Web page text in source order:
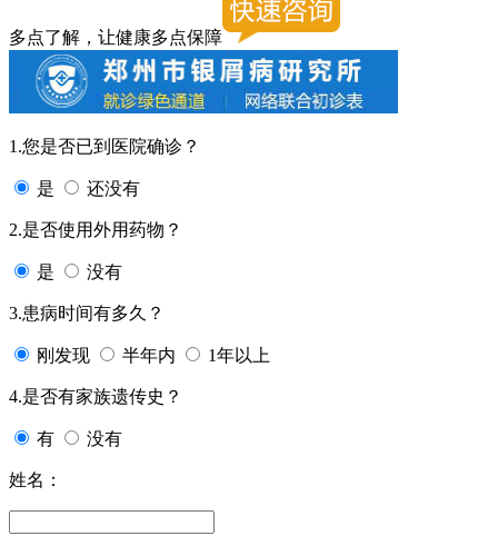
多点了解，让健康多点保障
1.您是否已到医院确诊？
是 还没有
2.是否使用外用药物？
是 没有
3.患病时间有多久？
刚发现 半年内 1年以上
4.是否有家族遗传史？
有 没有
姓名：